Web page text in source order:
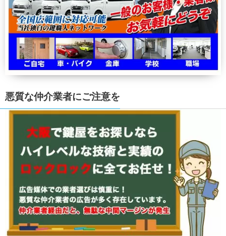
悪質な仲介業者にご注意を